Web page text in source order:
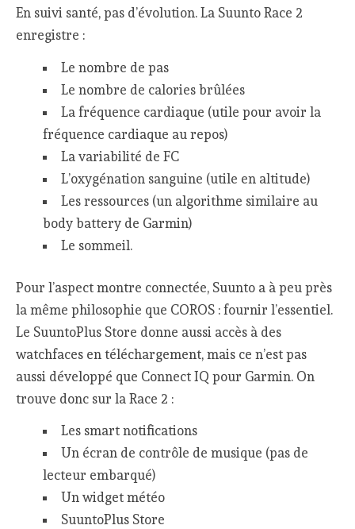
En suivi santé, pas d’évolution. La Suunto Race 2
enregistre :
Le nombre de pas
Le nombre de calories brûlées
La fréquence cardiaque (utile pour avoir la
fréquence cardiaque au repos)
La variabilité de FC
L’oxygénation sanguine (utile en altitude)
Les ressources (un algorithme similaire au
body battery de Garmin)
Le sommeil.
Pour l’aspect montre connectée, Suunto a à peu près
la même philosophie que COROS : fournir l’essentiel.
Le SuuntoPlus Store donne aussi accès à des
watchfaces en téléchargement, mais ce n’est pas
aussi développé que Connect IQ pour Garmin. On
trouve donc sur la Race 2 :
Les smart notifications
Un écran de contrôle de musique (pas de
lecteur embarqué)
Un widget météo
SuuntoPlus Store